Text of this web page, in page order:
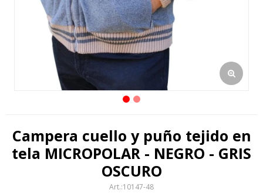
Campera cuello y puño tejido en
tela MICROPOLAR - NEGRO - GRIS
OSCURO
10147-48